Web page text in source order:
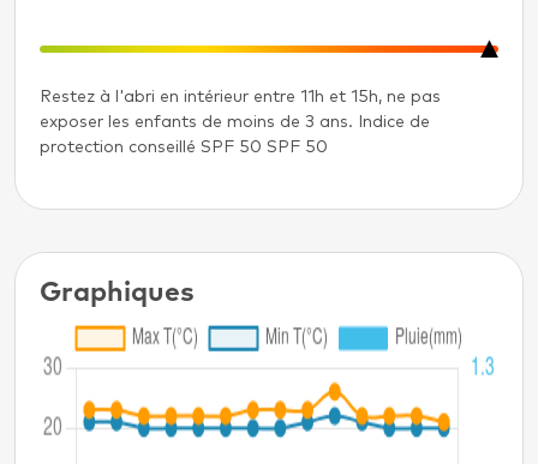
Restez à l'abri en intérieur entre 11h et 15h, ne pas
exposer les enfants de moins de 3 ans. Indice de
protection conseillé SPF 50 SPF 50
Graphiques